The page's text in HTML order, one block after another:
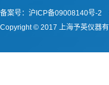
备案号：沪ICP备09008140号-2
Copyright © 2017 上海予英仪器